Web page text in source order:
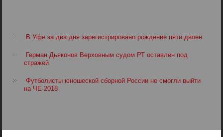
В Уфе за два дня зарегистрировано рождение пяти двоен
Герман Дьяконов Верховным судом РТ оставлен под
стражей
Футболисты юношеской сборной России не смогли выйти
на ЧЕ-2018